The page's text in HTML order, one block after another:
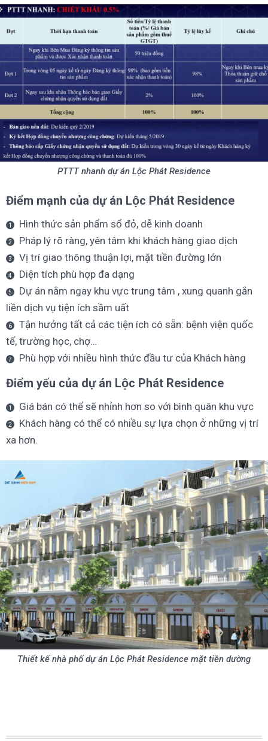
PTTT nhanh dự án Lộc Phát Residence
Điểm mạnh của dự án Lộc Phát Residence
Hình thức sản phẩm sổ đỏ, dễ kinh doanh
Pháp lý rõ ràng, yên tâm khi khách hàng giao dịch
Vị trí giao thông thuận lợi, mặt tiền đường lớn
Diện tích phù hợp đa dạng
Dự án nằm ngay khu vực trung tâm , xung quanh gắn
liền dịch vụ tiện ích sầm uất
Tận hưởng tất cả các tiện ích có sẵn: bệnh viện quốc
tế, trường học, chợ…
Phù hợp với nhiều hình thức đầu tư của Khách hàng
Điểm yếu của dự án Lộc Phát Residence
Giá bán có thể sẽ nhỉnh hơn so với bình quân khu vực
Khách hàng có thể có nhiều sự lựa chọn ở những vị trí
xa hơn.
Thiết kế nhà phố dự án Lộc Phát Residence mặt tiền dường